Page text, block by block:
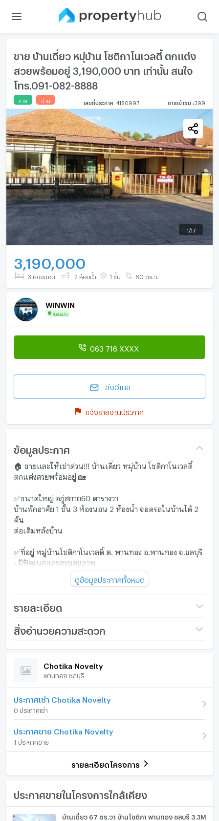
ขาย บ้านเดี่ยว หมุ่บ้าน โชติกาโนเวลตี้ ตกแต่ง
สวยพร้อมอยู่ 3,190,000 บาท เท่านั้น สนใจ
โทร.091-082-8888
ขาย บ้าน เลขที่ประกาศ: 4180997 การเข้าชม 399
1 /17
3,190,000
3 ห้องนอน 2 ห้องน้ำ 1 ชั้น 60 ตร.ว.
WINWIN
ยืนยันแล้ว
063 716 XXXX
ส่งอีเมล
แจ้งรายงานประกาศ
ข้อมูลประกาศ
🏠 ขายและให้เช่าด่วน!!! บ้านเดี่ยว หมุ่บ้าน โชติกาโนเวลตี้
ตกแต่งสวยพร้อมอยู่ 🏡
✅ขนาดใหญ่ อยู่สยาย60 ตารางวา
บ้านพักอาศัย 1 ชั้น 3 ห้องนอน 2 ห้องน้ำ จอดรถในบ้านได้ 2
คัน
ต่อเติมหลังบ้าน
✅ที่อยู่ หมู่บ้านโชติกาโนเวลตี้ ต. พานทอง อ.พานทอง จ.ชลบุรี
- มีฟิตเนสและสวนสุขภาพ
- เข้า - ออกด้วยระบบคีย์การ์ด
- มีรปภ. รักษาความปลอดภัยตลอด 24 ชม.
ขาย ราคา 3,190,000 บาท ลดจาก 3,490,000 บาท
1. ฟรีโอน
4. ปั้มน้ำ
5. ผ้าม่านทั้งหลัง
✅สถานที่ใกล้เคียง
- ใกล้ซุปเปอร์มาร์เก็ต ตลาด โรงเรียน สถานที่ราชการ ธนาคาร
- ใกล้อมตะเฟส 6,7,8,9,10
- ใกล้ถนนมอเตอร์เวย์.
- ใกล้ถนนสุขประยูร
Tel : 091-082-8888
Line ID : winwinprop
ดูข้อมูลประกาศทั้งหมด
รายละเอียด
ชื่อโครงการ Chotika Novelty
จำนวนชั้น
จำนวนห้องน้ำ
พื้นที่ใช้สอย (ตร.ม.)
การตกแต่ง พร้อมอยู่
สิ่งอำนวยความสะดวก
ภายในบ้าน ภายในโครงการ
เฟอร์นิเจอร์
โทรศัพท์บ้าน
เครื่องทำน้ำร้อน/น้ำอุ่น
ประตูห้องระบบ digital lock
Chotika Novelty
พานทอง ชลบุรี
ประกาศเช่า Chotika Novelty
0 ประกาศเช่า
ประกาศขาย Chotika Novelty
1 ประกาศขาย
รายละเอียดโครงการ
ประกาศขายในโครงการใกล้เคียง
บ้านเดี่ยว 67 ตร.วา บ้านโชติกา พานทอง ชลบุรี 3.3M